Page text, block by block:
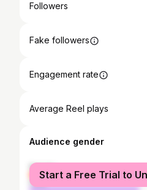
Followers
Fake followers
Engagement rate
Average Reel plays
Audience gender
female
male
Start a Free Trial to